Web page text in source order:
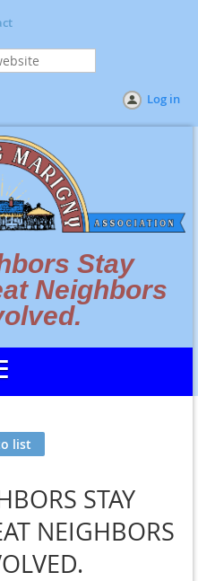
Log in
Stay
Neighbors
list
STAY
NEIGHBORS